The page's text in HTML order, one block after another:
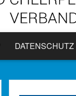
DATENSCHUTZ